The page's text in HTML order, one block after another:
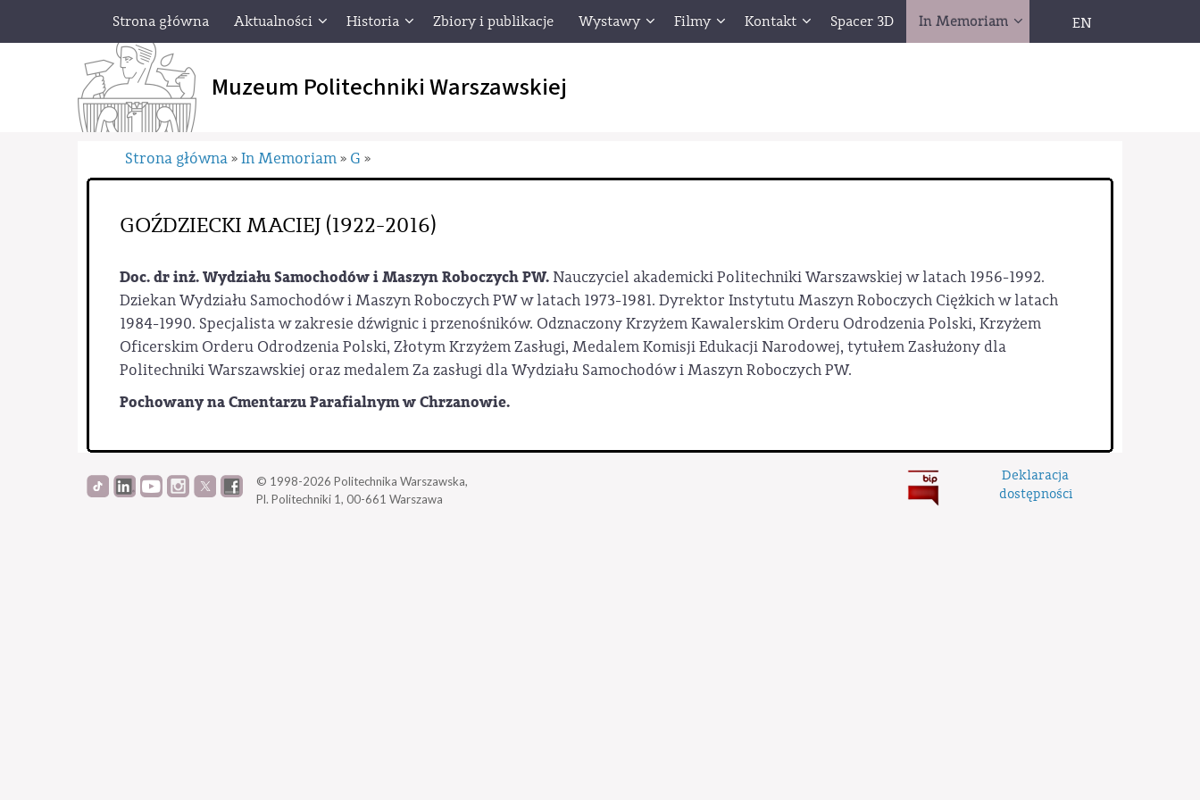
Strona główna Aktualności Historia Zbiory i publikacje Wystawy Filmy Kontakt Spacer 3D In Memoriam EN
Muzeum Politechniki Warszawskiej
Strona główna » In Memoriam » G »
GOŹDZIECKI MACIEJ (1922-2016)
Doc. dr inż. Wydziału Samochodów i Maszyn Roboczych PW. Nauczyciel akademicki Politechniki Warszawskiej w latach 1956-1992.
Dziekan Wydziału Samochodów i Maszyn Roboczych PW w latach 1973-1981. Dyrektor Instytutu Maszyn Roboczych Ciężkich w latach
1984-1990. Specjalista w zakresie dźwignic i przenośników. Odznaczony Krzyżem Kawalerskim Orderu Odrodzenia Polski, Krzyżem
Oficerskim Orderu Odrodzenia Polski, Złotym Krzyżem Zasługi, Medalem Komisji Edukacji Narodowej, tytułem Zasłużony dla
Politechniki Warszawskiej oraz medalem Za zasługi dla Wydziału Samochodów i Maszyn Roboczych PW.
Pochowany na Cmentarzu Parafialnym w Chrzanowie.
© 1998-2026 Politechnika Warszawska,
Pl. Politechniki 1, 00-661 Warszawa
Deklaracja
dostępności